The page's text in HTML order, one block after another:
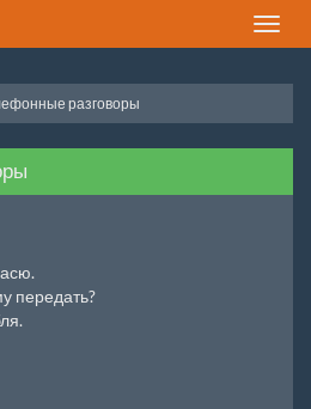
Toggle
разговоры
передать?